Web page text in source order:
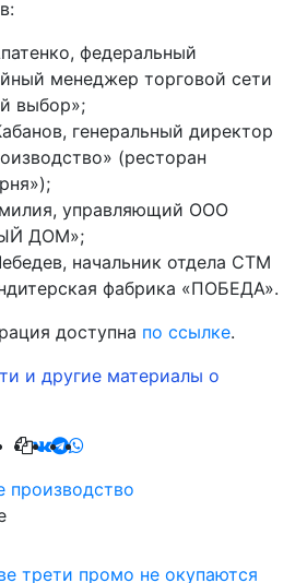
федеральный
менеджер торговой сети
выбор»;
генеральный директор
(ресторан
управляющий ООО
ДОМ»;
начальник отдела СТМ
фабрика «ПОБЕДА».
доступна по ссылке.
и другие материалы о
производство
трети промо не окупаются